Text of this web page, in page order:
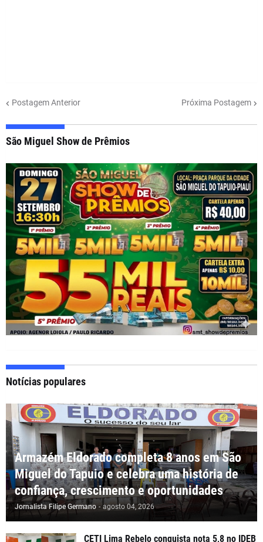
Postagem Anterior Próxima Postagem
São Miguel Show de Prêmios
Notícias populares
Armazém Eldorado completa 8 anos em São
Miguel do Tapuio e celebra uma história de
confiança, crescimento e oportunidades
Jornalista Filipe Germano - agosto 04, 2026
CETI Lima Rebelo conquista nota 5,8 no IDEB